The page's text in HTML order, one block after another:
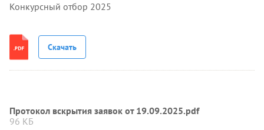
Конкурсный отбор 2025
Скачать
Протокол вскрытия заявок от 19.09.2025.pdf
96 КБ